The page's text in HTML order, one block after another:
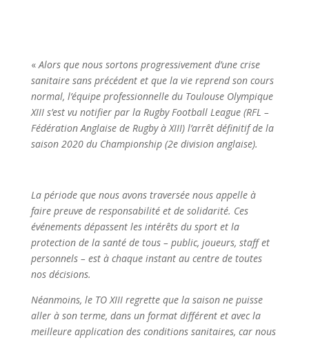
«Alors que nous sortons progressivement d’une crise
sanitaire sans précédent et que la vie reprend son cours
normal, l’équipe professionnelle du Toulouse Olympique
XIII s’est vu notifier par la Rugby Football League (RFL –
Fédération Anglaise de Rugby à XIII) l’arrêt définitif de la
saison 2020 du Championship (2e division anglaise).
La période que nous avons traversée nous appelle à
faire preuve de responsabilité et de solidarité. Ces
événements dépassent les intérêts du sport et la
protection de la santé de tous – public, joueurs, staff et
personnels – est à chaque instant au centre de toutes
nos décisions.
Néanmoins, le TO XIII regrette que la saison ne puisse
aller à son terme, dans un format différent et avec la
meilleure application des conditions sanitaires, car nous